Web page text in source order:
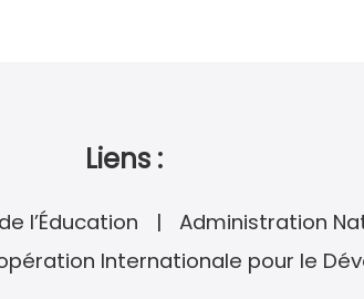
Liens :
l’Éducation
Administration
Internationale pour le